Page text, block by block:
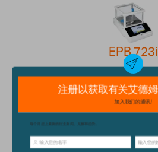
EPB 723i
720g
0.001g